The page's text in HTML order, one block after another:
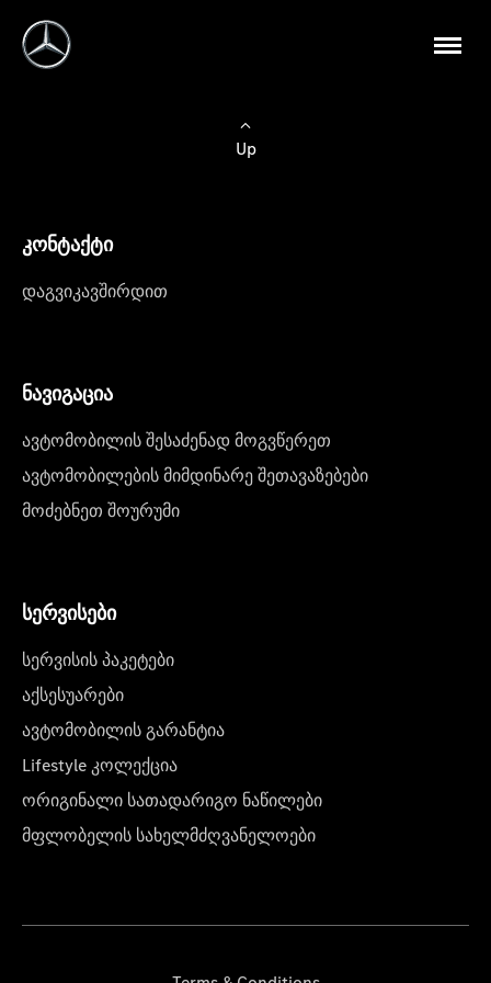
Up
კონტაქტი
დაგვიკავშირდით
ნავიგაცია
ავტომობილის შესაძენად მოგვწერეთ
ავტომობილების მიმდინარე შეთავაზებები
მოძებნეთ შოურუმი
სერვისები
სერვისის პაკეტები
აქსესუარები
ავტომობილის გარანტია
Lifestyle კოლექცია
ორიგინალი სათადარიგო ნაწილები
მფლობელის სახელმძღვანელოები